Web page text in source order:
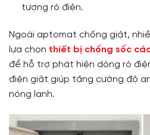
tượng rò điện.
Ngoài aptomat chống giật,
lựa chọn thiết bị chống sốc
để hỗ trợ phát hiện dòng rò
điện giật giúp tăng cường độ
nóng lạnh.